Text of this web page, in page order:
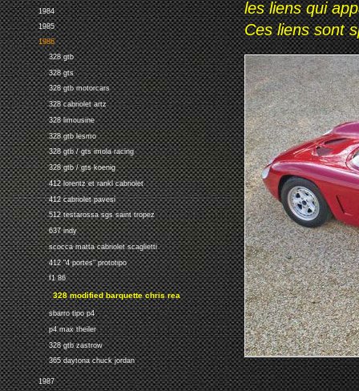
1984
1985
1986
328 gtb
328 gts
328 gtb motorcars
328 cabriolet artz
328 limousine
328 gtb lesmo
328 gtb / gts imola racing
328 gtb / gts koenig
412 lorentz et rankl cabriolet
412 cabriolet pavesi
512 testarossa sgs saint tropez
637 indy
scocca matta cabriolet scaglietti
412 "4 portes" prototipo
f1 86
328 modified barquette chris rea
sbarro tipo p4
p4 max theiler
328 gtb zastrow
365 daytona chuck jordan
1987
les liens qui
Ces liens sont